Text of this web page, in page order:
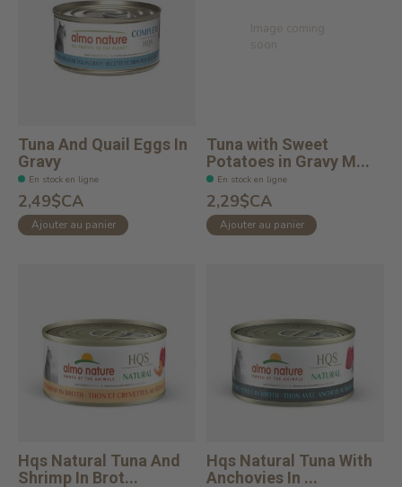
Tuna And Quail Eggs In
Gravy
En stock en ligne
2,49$CA
Ajouter au panier
Tuna with Sweet
Potatoes in Gravy M...
En stock en ligne
2,29$CA
Ajouter au panier
Hqs Natural Tuna And
Shrimp In Brot...
Hqs Natural Tuna With
Anchovies In ...